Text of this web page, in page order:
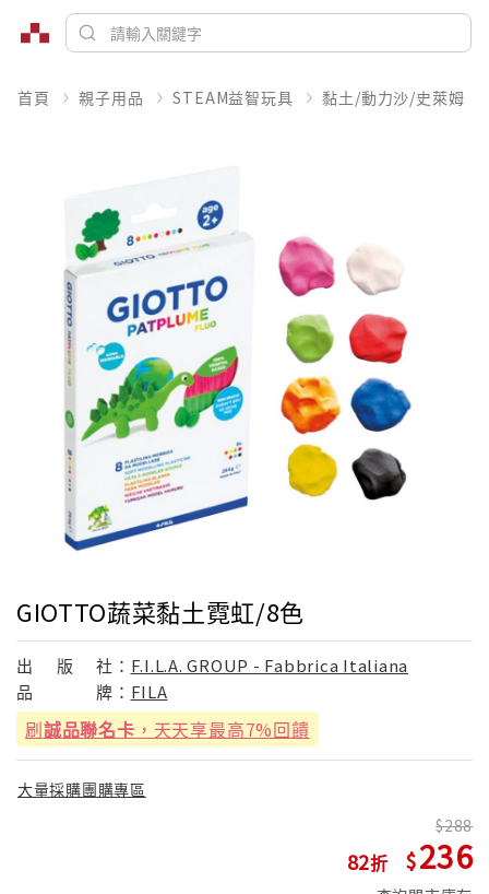
首頁 親子用品 STEAM益智玩具 黏土/動力沙/史萊姆
GIOTTO蔬菜黏土霓虹/8色
出 版 社： F.I.L.A. GROUP - Fabbrica Italiana
品
牌： FILA
刷誠品聯名卡 ，天天享最高7%回饋
大量採購團購專區
82
288
236